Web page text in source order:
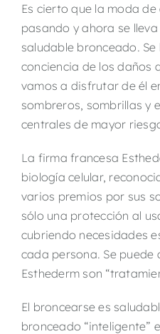
Es cierto que la moda
pasando y ahora se
saludable bronceado.
conciencia de los daños
vamos a disfrutar de él
sombreros, sombrillas y
centrales de mayor
La firma francesa
biología celular,
varios premios por sus
sólo una protección al
cubriendo necesidades
cada persona. Se puede
Esthederm son
El broncearse es
bronceado “inteligente”